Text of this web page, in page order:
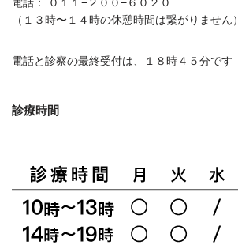
（１３時〜１４時の休憩時間は繋がりません）
電話と診察の最終受付は、１８時４５分です
診療時間